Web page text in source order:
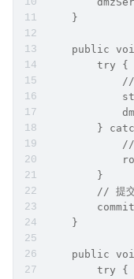
    }
public
        try {
//
}
//
        }
// 提
    }
public
        try {